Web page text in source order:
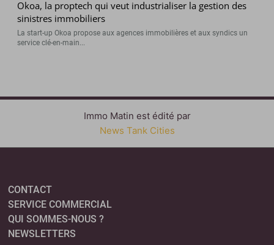
Okoa, la proptech qui veut industrialiser la gestion des
sinistres immobiliers
La start-up Okoa propose aux agences immobilières et aux syndics un
service clé-en-main...
Immo Matin est édité par
News Tank Cities
CONTACT
SERVICE COMMERCIAL
QUI SOMMES-NOUS ?
NEWSLETTERS